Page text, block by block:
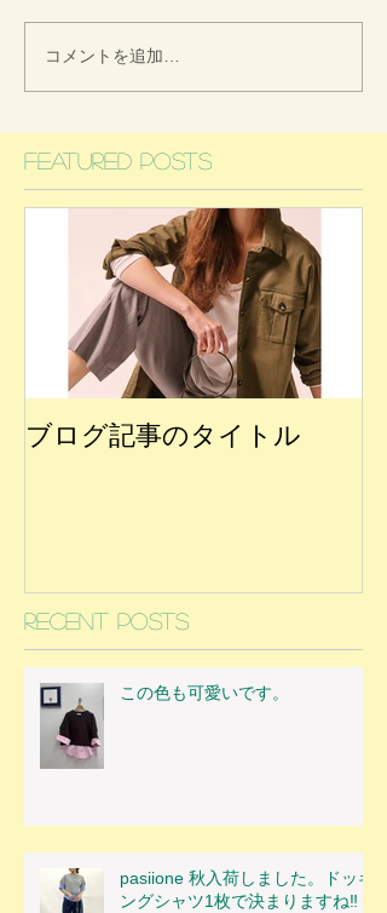
コメントを追加…
Featured Posts
ブログ記事のタイトル
Recent Posts
この色も可愛いです。
pasiione 秋入荷しました。ドッキ
ングシャツ1枚で決まりますね‼